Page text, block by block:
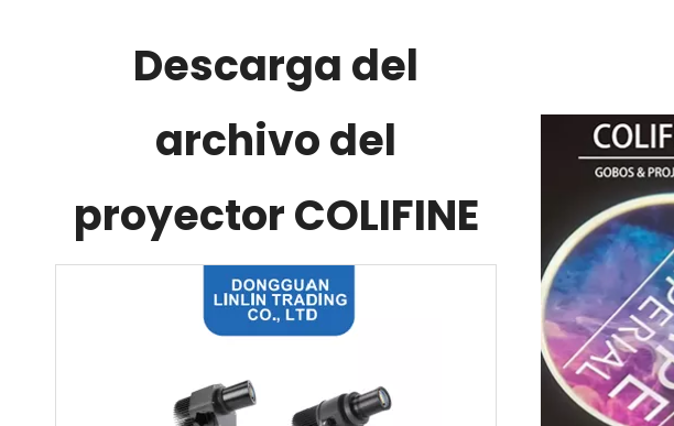
Descarga del
archivo del
proyector COLIFINE